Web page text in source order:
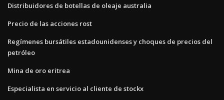
Distribuidores de botellas de oleaje australia
Precio de las acciones rost
Regímenes bursátiles estadounidenses y choques de precios del
petróleo
Mina de oro eritrea
Especialista en servicio al cliente de stockx